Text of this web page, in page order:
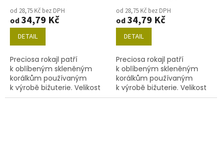
od 28,75 Kč bez DPH
od34,79 Kč
DETAIL
Preciosa rokajl patří
k oblíbeným skleněným
korálkům používaným
k výrobě bižuterie. Velikost
10/0 (2,2-2,4 mm), barva
od 28,75 Kč bez DPH
od34,79 Kč
DETAIL
Preciosa rokajl patří
k oblíbeným skleněným
korálkům používaným
k výrobě bižuterie. Velikost
10/0 (2,2-2,4mm), barva